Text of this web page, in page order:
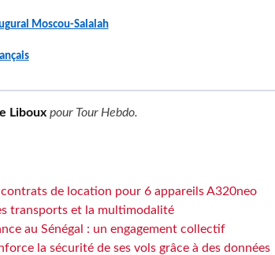
Moscou-Salalah
Libouxpour Tour Hebdo.
contrats de location pour 6 appareils A320neo
transports et la multimodalité
au Sénégal : un engagement collectif
la sécurité de ses vols grâce à des données